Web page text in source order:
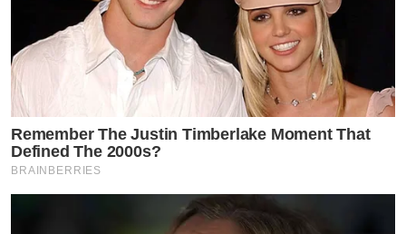
Remember The Justin Timberlake Moment That
Defined The 2000s?
BRAINBERRIES